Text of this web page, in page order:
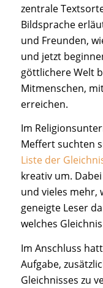
zentrale
Bildsprache
und Freunden,
und jetzt
göttlichere Welt
Mitmenschen,
erreichen.
Im
Meffert suchten
Liste der
kreativ um.
und vieles mehr,
geneigte Leser
welches
Im Anschluss
Aufgabe,
Gleichnisses zu